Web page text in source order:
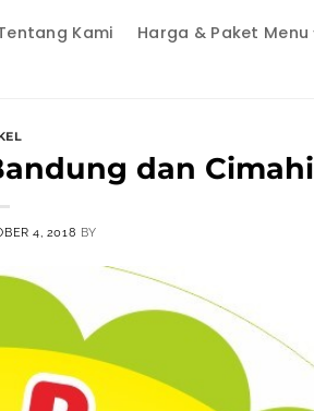
Kami Harga & Paket Menu
dan Cimahi
4, 2018 BY